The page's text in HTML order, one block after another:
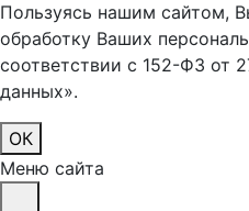
Пользуясь нашим сайтом,
обработку Ваших
соответствии с 152-ФЗ от
данных».
ОК
Меню сайта